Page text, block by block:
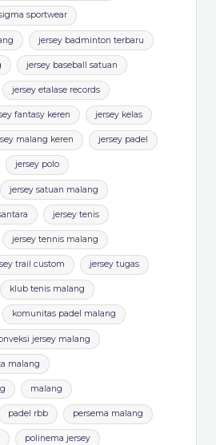
sportwear
jersey badminton terbaru
jersey baseball satuan
jersey etalase records
fantasy keren jersey kelas
malang keren jersey padel
jersey polo
jersey satuan malang
jersey tenis
jersey tennis malang
trail custom jersey tugas
klub tenis malang
komunitas padel malang
jersey malang
malang
malang
padel rbb persema malang
polinema jersey